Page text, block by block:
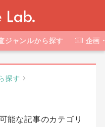
ジャンルから探す 企画
探す
能な記事のカテゴリ